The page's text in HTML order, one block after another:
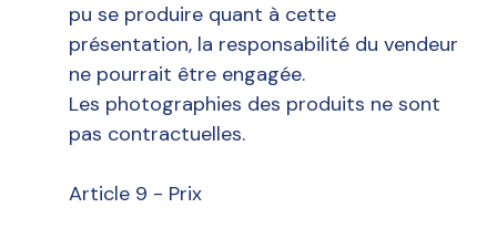
pu se produire quant à cette
présentation, la responsabilité du vendeur
ne pourrait être engagée.
Les photographies des produits ne sont
pas contractuelles.
Article 9 - Prix